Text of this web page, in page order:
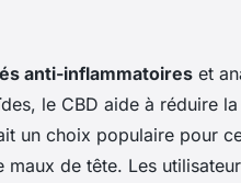
anti-inflammatoires et
le CBD aide à réduire
un choix populaire pour
de tête. Les